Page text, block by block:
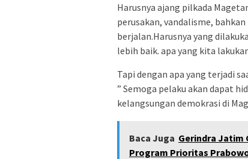
Harusnya ajang pilkada
perusakan, vandalisme,
berjalan.Harusnya yang
lebih baik. apa yang kita
Tapi dengan apa yang terjadi
” Semoga pelaku akan dapat
kelangsungan demokrasi di
Baca Juga Gerindra Jatim
Program Prioritas